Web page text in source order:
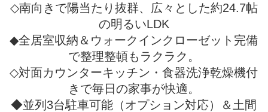
◇南向きで陽当たり抜群、広々とした約24.7帖
の明るいLDK
◆全居室収納＆ウォークインクローゼット完備
で整理整頓もラクラク。
◇対面カウンターキッチン・食器洗浄乾燥機付
きで毎日の家事が快適。
◆並列3台駐車可能（オプション対応）＆土間